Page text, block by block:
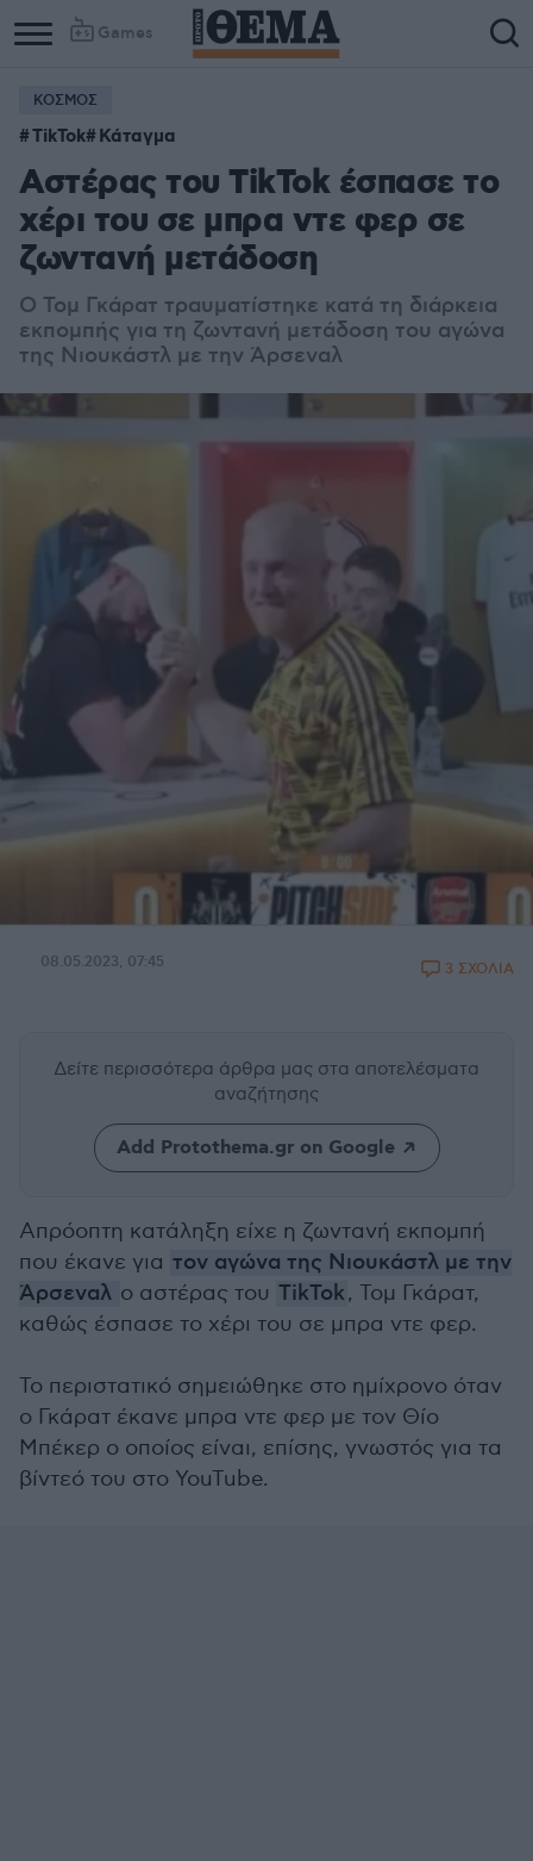
Games
ΚΟΣΜΟΣ
TikTok Κάταγμα
Αστέρας του TikTok έσπασε το
χέρι του σε μπρα ντε φερ σε
ζωντανή μετάδοση
Ο Τομ Γκάρατ τραυματίστηκε κατά τη διάρκεια
εκπομπής για τη ζωντανή μετάδοση του αγώνα
της Νιουκάστλ με την Άρσεναλ
08.05.2023, 07:45 3 ΣΧΟΛΙΑ
Δείτε περισσότερα άρθρα μας στα αποτελέσματα
αναζήτησης
Add Protothema.gr on Google
Απρόοπτη κατάληξη είχε η ζωντανή εκπομπή
που έκανε για τον αγώνα της Νιουκάστλ με την
Άρσεναλ ο αστέρας του TikTok, Τομ Γκάρατ,
καθώς έσπασε το χέρι του σε μπρα ντε φερ.
Το περιστατικό σημειώθηκε στο ημίχρονο όταν
ο Γκάρατ έκανε μπρα ντε φερ με τον Θίο
Μπέκερ ο οποίος είναι, επίσης, γνωστός για τα
βίντεό του στο YouTube.